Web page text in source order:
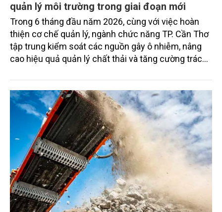
quản lý môi trường trong giai đoạn mới
Trong 6 tháng đầu năm 2026, cùng với việc hoàn
thiện cơ chế quản lý, ngành chức năng TP. Cần Thơ
tập trung kiểm soát các nguồn gây ô nhiễm, nâng
cao hiệu quả quản lý chất thải và tăng cường trách
luật về môi trường tạo nền tảng cho mục tiêu phát
triển kinh tế - xã hội bền vững.